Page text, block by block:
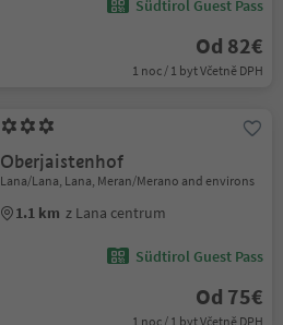
Südtirol Guest Pass
Od 82€
1 noc / 1 byt Včetně DPH
Oberjaistenhof
Lana/Lana, Lana, Meran/Merano and environs
1.1 km z Lana centrum
Südtirol Guest Pass
Od 75€
1 noc / 1 byt Včetně DPH